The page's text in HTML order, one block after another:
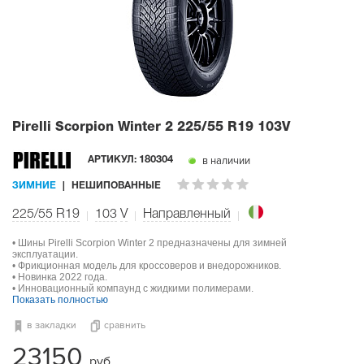
Pirelli Scorpion Winter 2 225/55 R19 103V
АРТИКУЛ: 180304 в наличии
ЗИМНИЕ НЕШИПОВАННЫЕ
225/55 R19 103 V Направленный
• Шины Pirelli Scorpion Winter 2 предназначены для зимней
эксплуатации.
• Фрикционная модель для кроссоверов и внедорожников.
• Новинка 2022 года.
• Инновационный компаунд с жидкими полимерами.
Показать полностью
в закладки сравнить